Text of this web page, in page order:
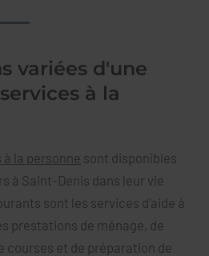
variées d'une
à la
la personne sont disponibles
à Saint-Denis dans leur vie
sont les services d'aide à
prestations de ménage, de
courses et de préparation de